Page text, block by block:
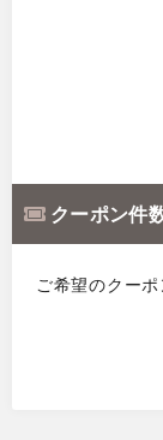
クーポン件
ご希望のクー